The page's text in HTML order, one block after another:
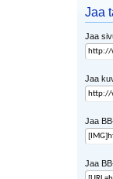
Jaa
Jaa
Jaa
Jaa
Jaa